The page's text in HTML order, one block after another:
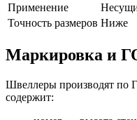
Применение
Точность размеров Ниже
Маркировка и
Швеллеры производят по
содержит: